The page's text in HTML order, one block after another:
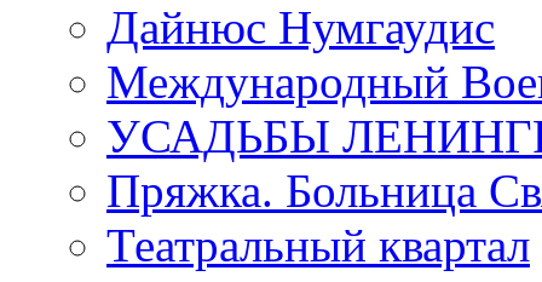
Дайнюс Нумгаудис
Международный
УСАДЬБЫ
Пряжка. Больница
Театральный квартал